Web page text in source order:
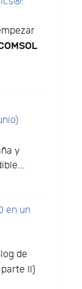
y
en un
de
II)